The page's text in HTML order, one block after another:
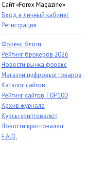
Сайт «Forex Magazine»
Вход в личный кабинет
Регистрация
Форекс блоги
Рейтинг брокеров 2026
Новости рынка форекс
Магазин цифровых товаров
Каталог сайтов
Рейтинг сайтов TOP100
Архив журнала
Курсы криптовалют
Новости криптовалют
F.A.Q.